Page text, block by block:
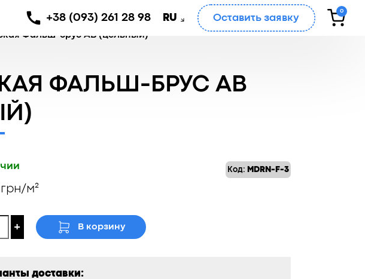
+38 (093) 261 28 98 RU Оставить заявку
0
Фальш-брус АВ (цельный)
ФАЛЬШ-БРУС АВ
Код: MDRN-F-3
грн/м²
+ В корзину
доставки: